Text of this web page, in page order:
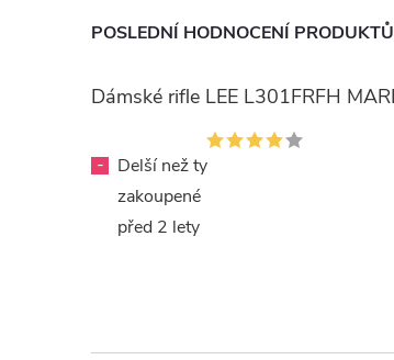
POSLEDNÍ HODNOCENÍ PRODUKTŮ
-
Delší než ty
zakoupené
před 2 lety